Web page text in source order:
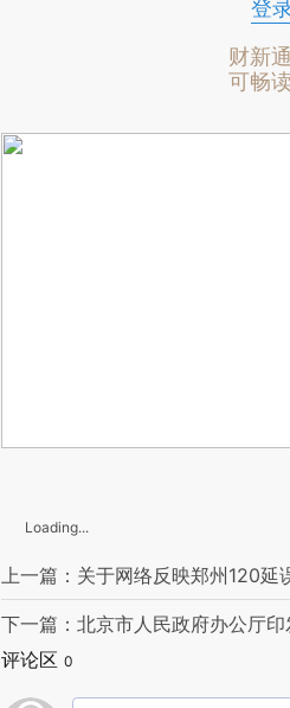
登
财新
可畅
Loading...
上一篇：关于网络反映郑州120延
下一篇：北京市人民政府办公厅
评论区 0